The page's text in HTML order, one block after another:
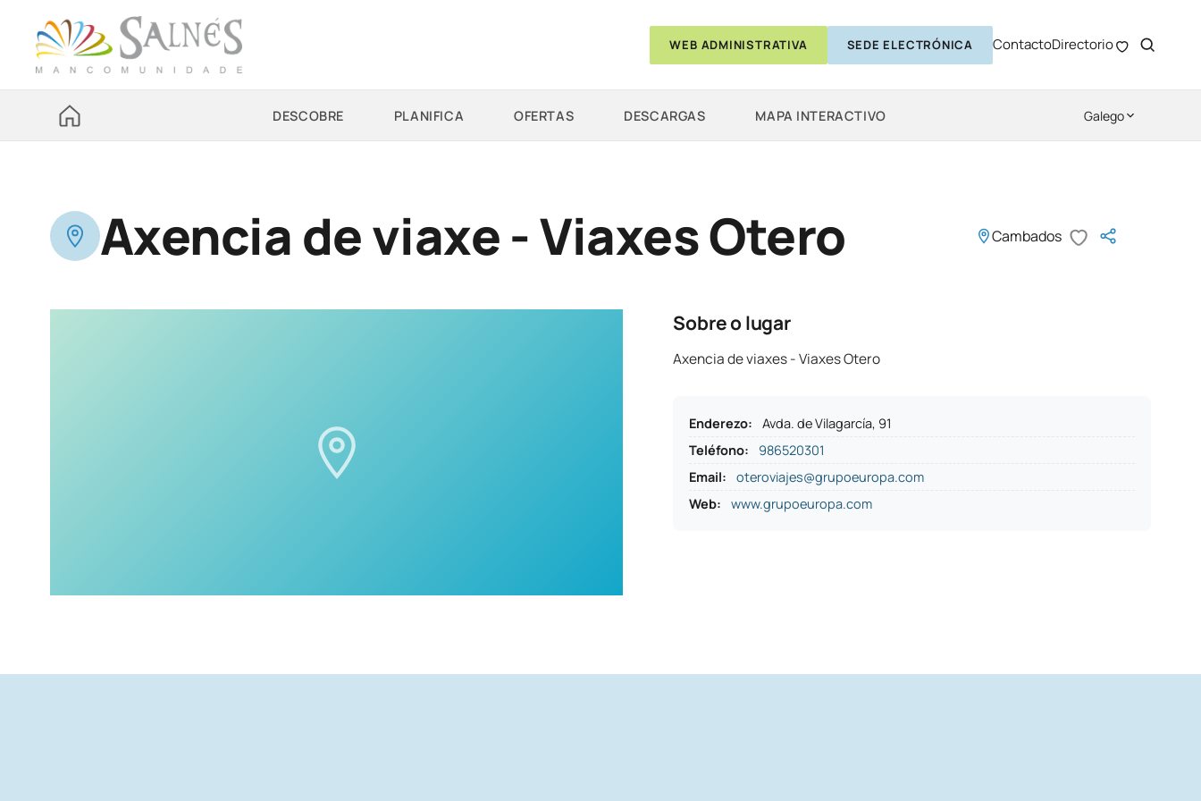
WEB ADMINISTRATIVA SEDE ELECTRÓNICA ContactoDirectorio
DESCOBRE PLANIFICA OFERTAS DESCARGAS MAPA INTERACTIVO Galego
Axencia de viaxe - Viaxes Otero Cambados
Sobre o lugar
Axencia de viaxes - Viaxes Otero
Enderezo:
Avda. de Vilagarcía, 91
Teléfono:
986520301
Email:
oteroviajes@grupoeuropa.com
Web:
www.grupoeuropa.com